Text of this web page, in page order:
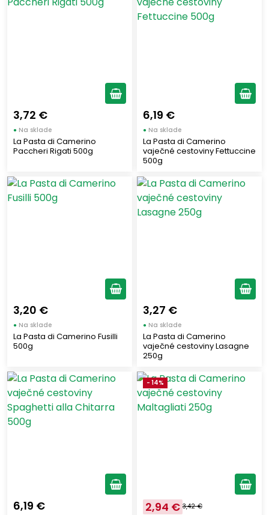
3,72 €
● Na sklade
La Pasta di Camerino
Paccheri Rigati 500g
6,19 €
● Na sklade
La Pasta di Camerino
vaječné cestoviny Fettuccine
500g
3,20 €
● Na sklade
La Pasta di Camerino Fusilli
500g
3,27 €
● Na sklade
La Pasta di Camerino
vaječné cestoviny Lasagne
250g
6,19 €
- 14%
2,94 € 3,42 €